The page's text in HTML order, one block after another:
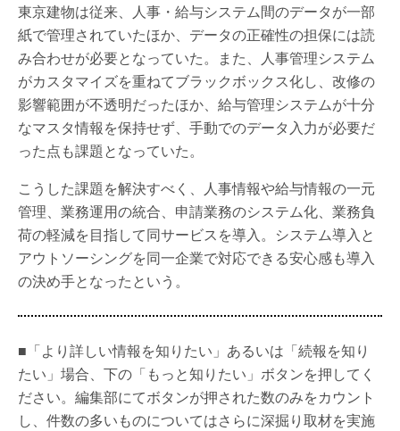
東京建物は従来、人事・給与システム間のデータが一部
紙で管理されていたほか、データの正確性の担保には読
み合わせが必要となっていた。また、人事管理システム
がカスタマイズを重ねてブラックボックス化し、改修の
影響範囲が不透明だったほか、給与管理システムが十分
なマスタ情報を保持せず、手動でのデータ入力が必要だ
った点も課題となっていた。
こうした課題を解決すべく、人事情報や給与情報の一元
管理、業務運用の統合、申請業務のシステム化、業務負
荷の軽減を目指して同サービスを導入。システム導入と
アウトソーシングを同一企業で対応できる安心感も導入
の決め手となったという。
■「より詳しい情報を知りたい」あるいは「続報を知り
たい」場合、下の「もっと知りたい」ボタンを押してく
ださい。編集部にてボタンが押された数のみをカウント
し、件数の多いものについてはさらに深掘り取材を実施